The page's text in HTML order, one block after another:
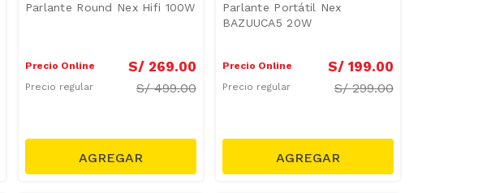
Parlante Round Nex Hifi 100W
Precio Online S/ 269.00
Precio regular S/499.00
Parlante Portátil Nex
BAZUUCA5 20W
Precio Online S/ 199.00
Precio regular S/299.00